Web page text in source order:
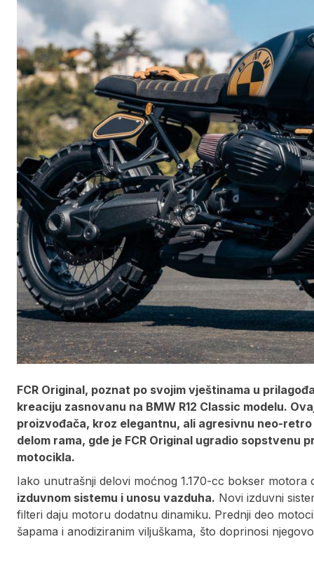
FCR Original, poznat po svojim vještinama u
kreaciju zasnovanu na BMW R12 Classic modelu.
proizvođača, kroz elegantnu, ali agresivnu neo-
delom rama, gde je FCR Original ugradio sopstvenu
motocikla.
Iako unutrašnji delovi moćnog 1.170-cc bokser motora
izduvnom sistemu i unosu vazduha. Novi izduvni
filteri daju motoru dodatnu dinamiku. Prednji deo
šapama i anodiziranim viljuškama, što doprinosi